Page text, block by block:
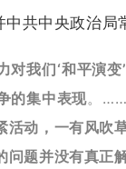
共中央政治局
我们‘和平演
的集中表现。
动，一有风吹
问题并没有真正